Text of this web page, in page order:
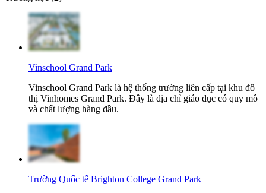
Vinschool Grand Park
Vinschool Grand Park là hệ thống trường liên cấp tại khu đô
thị Vinhomes Grand Park. Đây là địa chỉ giáo dục có quy mô
và chất lượng hàng đầu.
Trường Quốc tế Brighton College Grand Park